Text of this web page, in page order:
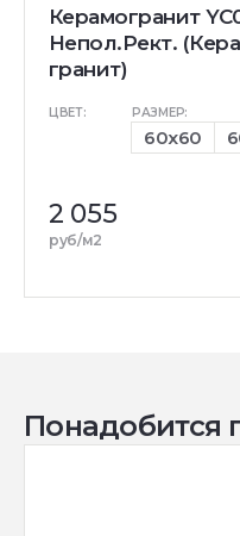
Керамогранит
Непол.Рект.
гранит)
ЦВЕТ: РАЗМЕР:
60x60
2 055
руб/м2
Понадобится